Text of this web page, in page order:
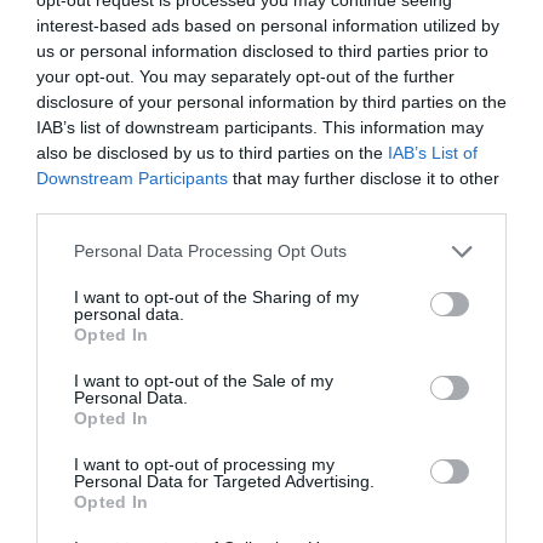
interest-based ads based on personal information utilized by
us or personal information disclosed to third parties prior to
your opt-out. You may separately opt-out of the further
disclosure of your personal information by third parties on the
IAB’s list of downstream participants. This information may
also be disclosed by us to third parties on the IAB’s List of
Downstream Participants that may further disclose it to other
Personal Data Processing Opt Outs
I want to opt-out of the Sharing of my
personal data.
Opted In
I want to opt-out of the Sale of my
Personal Data.
Opted In
I want to opt-out of processing my
Personal Data for Targeted Advertising.
Opted In
neutralizar normativas autonómicas individuales
diferentes a las establecidas por la Administración
central, como el sistema de subasta de medicamentos
implantado en Andalucía. Las subastas andaluzas,
además de no contribuir a la sostenibilidad del modelo
actual de Farmacia, están teniendo claros efectos
negativos para la industria de medicamentos genéricos
y, por tanto, para el PIB. Deja fuera del sistema a los
favoreciendo la destrucción de empleo y la reducción de
la inversión.
la sostenibilidad económica del SNS y por el crecimiento
de nuestro PIB, lo que indudablemente redundará en
beneficio de todos y, en particular, del eslabón más
importante de la cadena sanitaria: los pacientes.